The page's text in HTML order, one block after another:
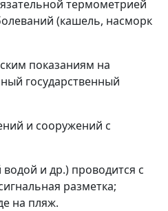
термометрией
(кашель, насморк
показаниям на
государственный
и сооружений с
и др.) проводится с
разметка;
на пляж.